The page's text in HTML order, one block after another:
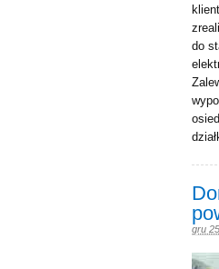
do
gru